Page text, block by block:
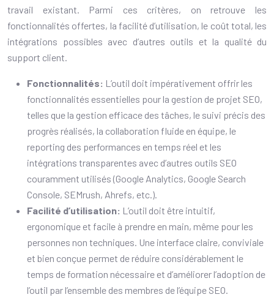
travail existant. Parmi ces critères, on retrouve les
fonctionnalités offertes, la facilité d’utilisation, le coût total, les
intégrations possibles avec d’autres outils et la qualité du
support client.
Fonctionnalités: L’outil doit impérativement offrir les
fonctionnalités essentielles pour la gestion de projet SEO,
telles que la gestion efficace des tâches, le suivi précis des
progrès réalisés, la collaboration fluide en équipe, le
reporting des performances en temps réel et les
intégrations transparentes avec d’autres outils SEO
couramment utilisés (Google Analytics, Google Search
Console, SEMrush, Ahrefs, etc.).
Facilité d’utilisation: L’outil doit être intuitif,
ergonomique et facile à prendre en main, même pour les
personnes non techniques. Une interface claire, conviviale
et bien conçue permet de réduire considérablement le
temps de formation nécessaire et d’améliorer l’adoption de
l’outil par l’ensemble des membres de l’équipe SEO.